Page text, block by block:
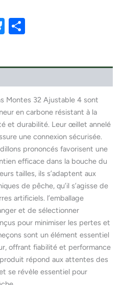
Bluesky
Montes 32 Ajustable 4 sont
en carbone résistant à la
et durabilité. Leur œillet annelé
une connexion sécurisée.
prononcés favorisent une
efficace dans la bouche du
tailles, ils s’adaptent aux
de pêche, qu’il s’agisse de
artificiels. l’emballage
et de sélectionner
pour minimiser les pertes et
sont un élément essentiel
offrant fiabilité et performance
répond aux attentes des
se révèle essentiel pour